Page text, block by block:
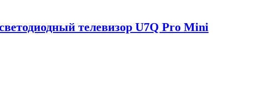
телевизор U7Q Pro Mini